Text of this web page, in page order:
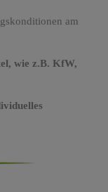
am
wie z.B. KfW,